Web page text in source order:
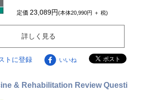
定価23,089円(本体20,990円 ＋ 税)
詳しく見る
トに登録 いいね
& Rehabilitation Review Questi